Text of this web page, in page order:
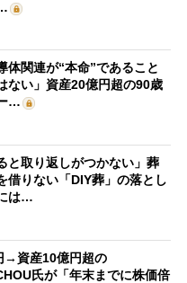
体関連が“本命”であること
ない」資産20億円超の90歳
…
と取り返しがつかない」葬
借りない「DIY葬」の落とし
は…
→資産10億円超の
氏が「年末までに株価倍